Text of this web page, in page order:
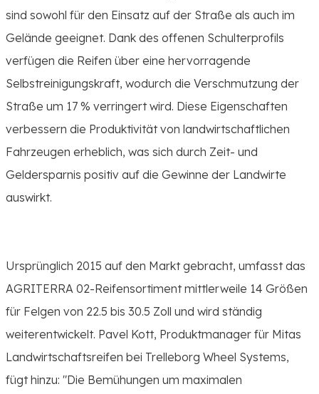
sind sowohl für den Einsatz auf der Straße als auch im
Gelände geeignet. Dank des offenen Schulterprofils
verfügen die Reifen über eine hervorragende
Selbstreinigungskraft, wodurch die Verschmutzung der
Straße um 17 % verringert wird. Diese Eigenschaften
verbessern die Produktivität von landwirtschaftlichen
Fahrzeugen erheblich, was sich durch Zeit- und
Geldersparnis positiv auf die Gewinne der Landwirte
auswirkt.
Ursprünglich 2015 auf den Markt gebracht, umfasst das
AGRITERRA 02-Reifensortiment mittlerweile 14 Größen
für Felgen von 22.5 bis 30.5 Zoll und wird ständig
weiterentwickelt. Pavel Kott, Produktmanager für Mitas
Landwirtschaftsreifen bei Trelleborg Wheel Systems,
fügt hinzu: "Die Bemühungen um maximalen